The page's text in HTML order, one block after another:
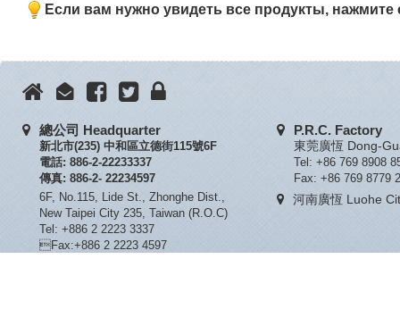
Если вам нужно увидеть все продукты,
總公司 Headquarter
新北市(235) 中和區立德街115號6F
電話: 886-2-22233337
傳真: 886-2- 22234597
6F, No.115, Lide St., Zhonghe Dist.,
New Taipei City 235, Taiwan (R.O.C)
Tel: +886 2 2223 3337
Fax:+886 2 2223 4597
P.R.C. Factory
東莞廣恆 Dong-
Tel: +86 769 8908
Fax: +86 769 8779
河南廣恆 Luohe